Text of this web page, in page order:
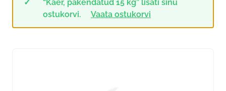
“Kaer, pakendatud 15 kg” lisati sinu
ostukorvi.
Vaata ostukorvi